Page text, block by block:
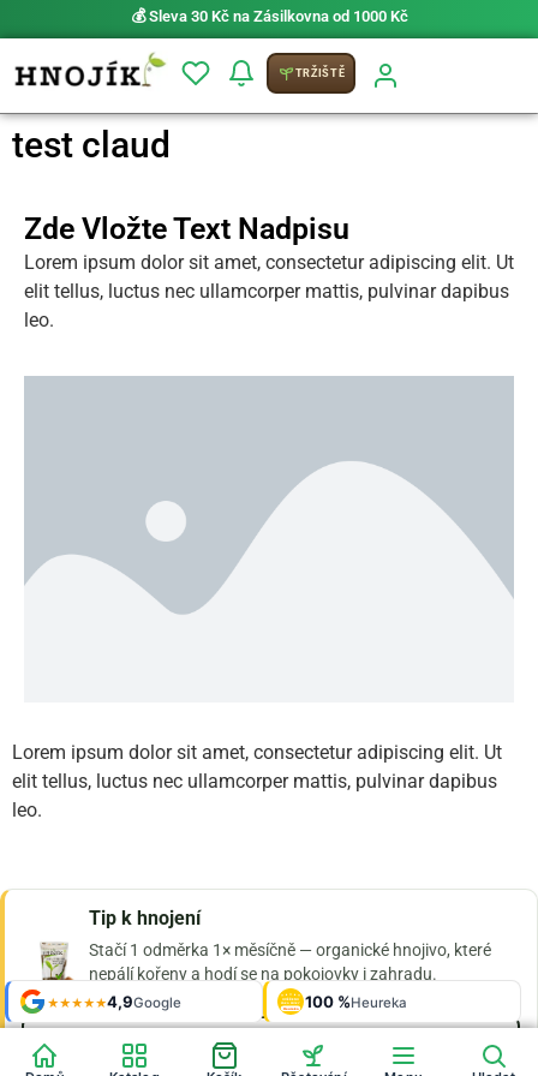
💰 Sleva 30 Kč na Zásilkovna od 1000 Kč
TRŽIŠTĚ
test claud
Zde Vložte Text Nadpisu
Lorem ipsum dolor sit amet, consectetur adipiscing elit. Ut
elit tellus, luctus nec ullamcorper mattis, pulvinar dapibus
leo.
Lorem ipsum dolor sit amet, consectetur adipiscing elit. Ut
elit tellus, luctus nec ullamcorper mattis, pulvinar dapibus
leo.
Tip k hnojení
Stačí 1 odměrka 1× měsíčně — organické hnojivo, které
nepálí kořeny a hodí se na pokojovky i zahradu.
★ 4,9 na Google
Omrknout Hnojík
★★★★★4,9Google OVĚŘENO
ZÁKAZNÍKY
Heureka 100 %Heureka
Shop roku'24 + '25 Galerie925 fotek